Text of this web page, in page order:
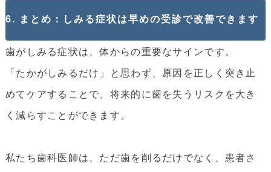
6. まとめ：しみる症状は早めの受診で改善できます
歯がしみる症状は、体からの重要なサインです。
「たかがしみるだけ」と思わず、原因を正しく突き止
めてケアすることで、将来的に歯を失うリスクを大き
く減らすことができます。
私たち歯科医師は、ただ歯を削るだけでなく、患者さ